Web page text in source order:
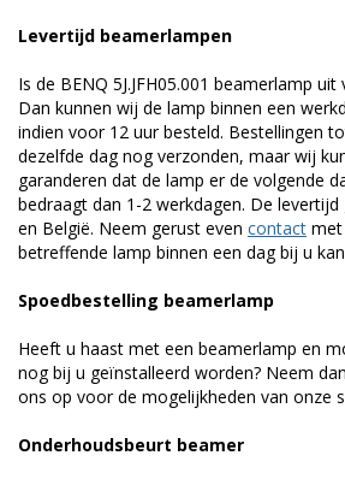
Levertijd beamerlampen
Is de BENQ 5J.JFH05.001 beamerlamp
Dan kunnen wij de lamp binnen een
indien voor 12 uur besteld. Bestellingen
dezelfde dag nog verzonden, maar wij
garanderen dat de lamp er de volgende
bedraagt dan 1-2 werkdagen. De
en België. Neem gerust even contact
betreffende lamp binnen een dag bij u
Spoedbestelling beamerlamp
Heeft u haast met een beamerlamp en
nog bij u geïnstalleerd worden? Neem
ons op voor de mogelijkheden van onze
Onderhoudsbeurt beamer